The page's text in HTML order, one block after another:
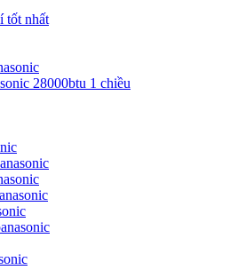
tốt nhất
28000btu 1 chiều